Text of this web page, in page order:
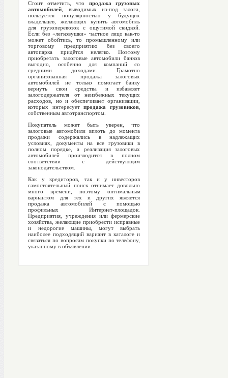
Стоит отметить, что продажа грузовых
автомобилей , выводимых из-под залога,
пользуется популярностью у будущих
владельцев, желающих купить автомобиль
для грузоперевозок с ощутимой скидкой.
Если без «легковушки» частное лицо как-то
может обойтись, то промышленному или
торговому предприятию без своего
автопарка придётся нелегко. Поэтому
приобретать залоговые автомобили банков
выгодно, особенно для компаний со
средними доходами. Грамотно
организованная продажа залоговых
автомобилей не только помогает банку
вернуть свои средства и избавляет
залогодержателя от неизбежных текущих
расходов, но и обеспечивает организации,
которых интересуетпродажа грузовиков,
собственным автотранспортом.
Покупатель может быть уверен, что
залоговые автомобили
вплоть до момента
продажи содержались в надлежащих
условиях, документы на все грузовики в
полном порядке, а реализация залоговых
автомобилей производится в полном
соответствии с действующим
законодательством.
Как у кредиторов, так и у инвесторов
самостоятельный поиск отнимает довольно
много времени, поэтому оптимальным
вариантом для тех и других является
продажа автомобилей с помощью
профильных Интернет-площадок.
Предприятия, учреждения или фермерские
хозяйства, желающие приобрести исправные
и недорогие машины, могут выбрать
наиболее подходящий вариант в каталоге и
связаться по вопросам покупки по телефону,
указанному в объявлении.